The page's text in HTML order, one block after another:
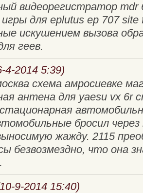
видеорегистратор mdr
для eplutus ep 707
искушением вызова
геев.
4-2014 5:39)
схема амросиевке
антена для yaesu vx 6r
бросил
жажду. 2115
безвозмездно, что она
9-2014 15:40)